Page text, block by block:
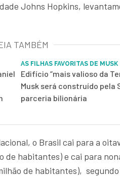
Johns Hopkins,
TAMBÉM
AS FILHAS FAVORITAS DE MUSK
Edifício “mais valioso da
Musk será construído pela
parceria bilionária
o Brasil cai para a
de habitantes) e cai para
de habitantes), segundo